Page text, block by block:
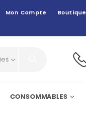
Mon Compte Boutique
CONSOMMABLES